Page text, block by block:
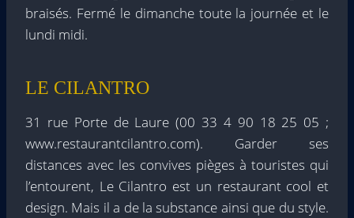
braisés. Fermé le dimanche toute la journée et le
lundi midi.
LE CILANTRO
31 rue Porte de Laure (00 33 4 90 18 25 05 ;
www.restaurantcilantro.com). Garder ses
distances avec les convives pièges à touristes qui
l’entourent, Le Cilantro est un restaurant cool et
design. Mais il a de la substance ainsi que du style.